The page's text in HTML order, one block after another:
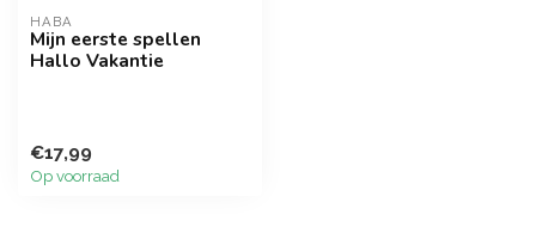
HABA
Mijn eerste spellen
Hallo Vakantie
€17,99
Op voorraad